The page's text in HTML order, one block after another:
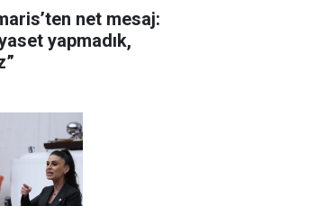
net mesaj:
yapmadık,